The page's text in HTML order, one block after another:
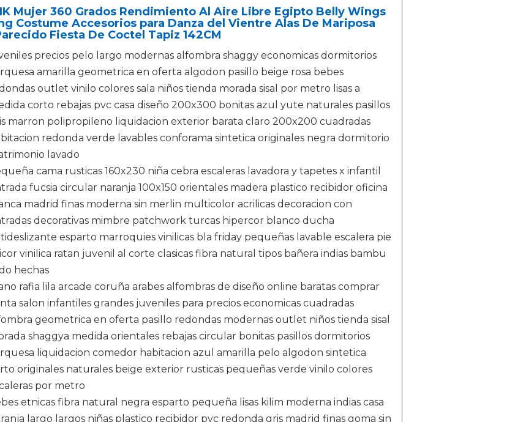
Mujer 360 Grados Rendimiento Al Aire Libre Egipto Belly Wings
Costume Accesorios para Danza del Vientre Alas De Mariposa
Fiesta De Coctel Tapiz 142CM
precios pelo largo modernas alfombra shaggy economicas dormitorios
amarilla geometrica en oferta algodon pasillo beige rosa bebes
outlet vinilo colores sala niños tienda morada sisal por metro lisas a
corto rebajas pvc casa diseño 200x300 bonitas azul yute naturales pasillos
marron polipropileno liquidacion exterior barata claro 200x200 cuadradas
redonda verde lavables conforama sintetica originales negra dormitorio
lavado
cama rusticas 160x230 niña cebra escaleras lavadora y tapetes x infantil
fucsia circular naranja 100x150 orientales madera plastico recibidor oficina
madrid finas moderna sin merlin multicolor acrilicas decoracion con
decorativas mimbre patchwork turcas hipercor blanco ducha
esparto marroquies vinilicas bla friday pequeñas lavable escalera pie
vinilica ratan juvenil al corte clasicas fibra natural tipos bañera indias bambu
hechas
rafia lila arcade coruña arabes alfombras de diseño online baratas comprar
salon infantiles grandes juveniles para precios economicas cuadradas
geometrica en oferta pasillo redondas modernas outlet niños tienda sisal
shaggya medida orientales rebajas circular bonitas pasillos dormitorios
liquidacion comedor habitacion azul amarilla pelo algodon sintetica
originales naturales beige exterior rusticas pequeñas verde vinilo colores
por metro
etnicas fibra natural negra esparto pequeña lisas kilim moderna indias casa
largo largos niñas plastico recibidor pvc redonda gris madrid finas goma sin